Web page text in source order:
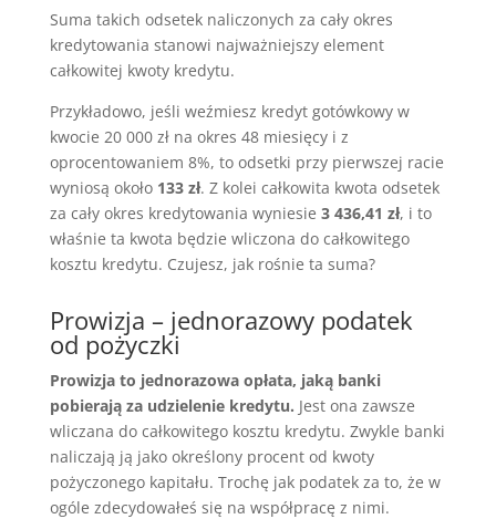
Suma takich odsetek naliczonych za cały okres
kredytowania stanowi najważniejszy element
całkowitej kwoty kredytu.
Przykładowo, jeśli weźmiesz kredyt gotówkowy w
kwocie 20 000 zł na okres 48 miesięcy i z
oprocentowaniem 8%, to odsetki przy pierwszej racie
wyniosą około 133 zł. Z kolei całkowita kwota odsetek
za cały okres kredytowania wyniesie 3 436,41 zł, i to
właśnie ta kwota będzie wliczona do całkowitego
kosztu kredytu. Czujesz, jak rośnie ta suma?
Prowizja – jednorazowy podatek
od pożyczki
Prowizja to jednorazowa opłata, jaką banki
pobierają za udzielenie kredytu. Jest ona zawsze
wliczana do całkowitego kosztu kredytu. Zwykle banki
naliczają ją jako określony procent od kwoty
pożyczonego kapitału. Trochę jak podatek za to, że w
ogóle zdecydowałeś się na współpracę z nimi.